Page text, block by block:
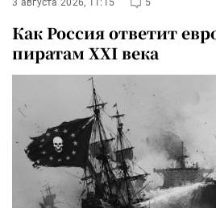
3 августа 2026, 11:15 5
Как Россия ответит
пиратам XXI века